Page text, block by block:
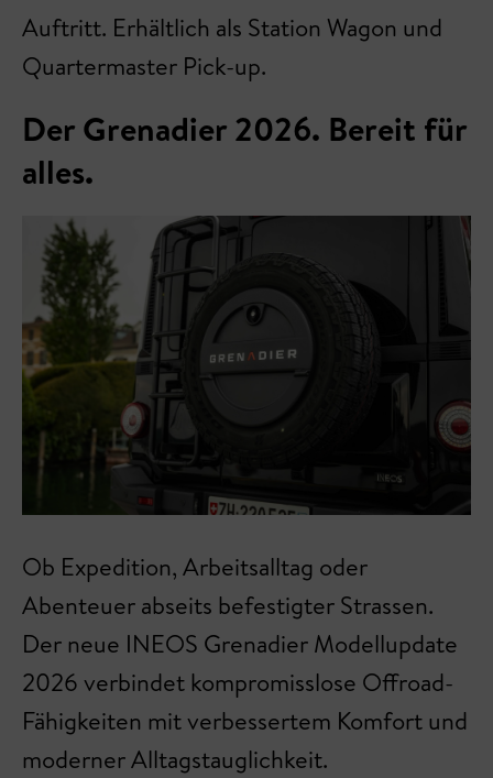
Auftritt. Erhältlich als Station Wagon und
Quartermaster Pick-up.
Der Grenadier 2026. Bereit für
alles.
Ob Expedition, Arbeitsalltag oder
Abenteuer abseits befestigter Strassen.
Der neue INEOS Grenadier Modellupdate
2026 verbindet kompromisslose Offroad-
Fähigkeiten mit verbessertem Komfort und
moderner Alltagstauglichkeit.